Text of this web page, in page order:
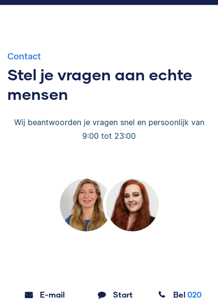
Contact
Stel je vragen aan echte
mensen
Wij beantwoorden je vragen snel en persoonlijk van
9:00 tot 23:00
E-mail
Start
Bel020